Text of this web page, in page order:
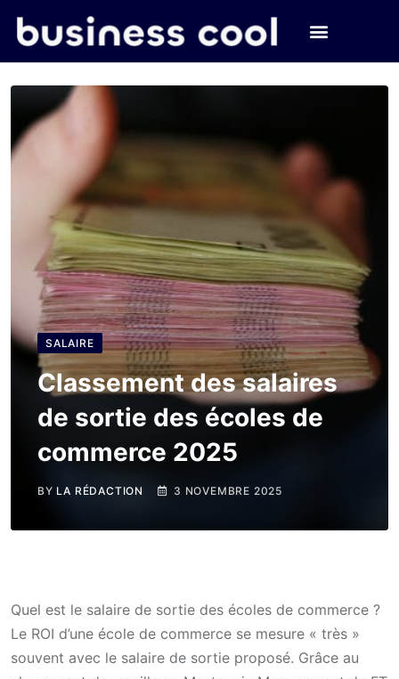
SALAIRE
Classement des salaires
de sortie des écoles de
commerce 2025
BY LA RÉDACTION 3 NOVEMBRE 2025
Quel est le salaire de sortie des écoles de commerce ?
Le ROI d’une école de commerce se mesure « très »
souvent avec le salaire de sortie proposé. Grâce au